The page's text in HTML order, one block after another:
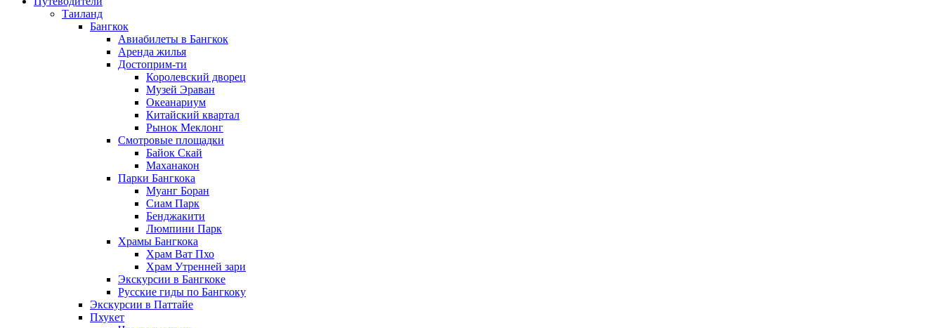
Таиланд
Бангкок
Авиабилеты в Бангкок
Аренда жилья
Достоприм-ти
Королевский дворец
Музей Эраван
Океанариум
Китайский квартал
Рынок Меклонг
Смотровые площадки
Байок Скай
Маханакон
Парки Бангкока
Муанг Боран
Сиам Парк
Бенджакити
Люмпини Парк
Храмы Бангкока
Храм Ват Пхо
Храм Утренней зари
Экскурсии в Бангкоке
Русские гиды по Бангкоку
Экскурсии в Паттайе
Пхукет